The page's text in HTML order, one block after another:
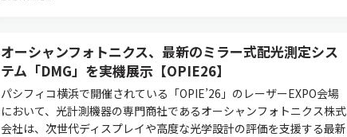
オーシャンフォトニクス、最新のミラー式配光測定シス
テム「DMG」を実機展示【OPIE26】
パシフィコ横浜で開催されている「OPIE’26」のレーザーEXPO会場
において、光計測機器の専門商社であるオーシャンフォトニクス株式
会社は、次世代ディスプレイや高度な光学設計の評価を支援する最新